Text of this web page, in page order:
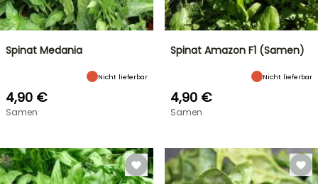
Spinat Medania
Nicht lieferbar
4,90 €
Samen
Spinat Amazon F1 (Samen)
Nicht lieferbar
4,90 €
Samen